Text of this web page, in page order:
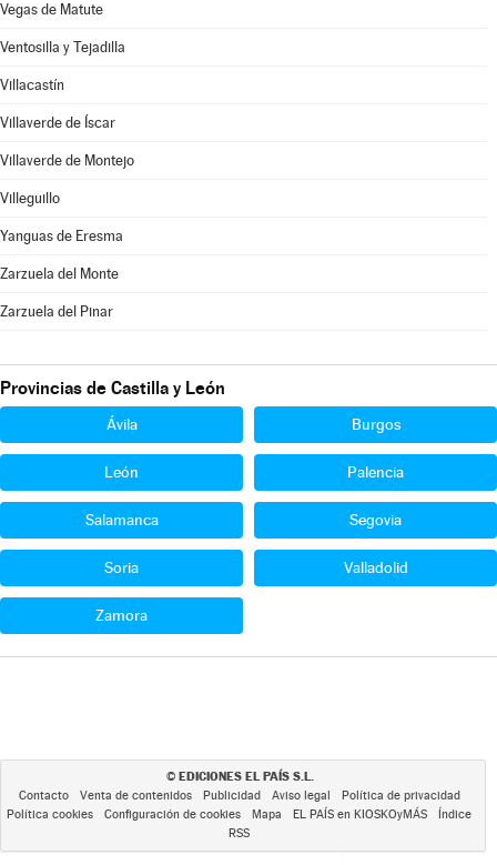
Vegas de Matute
Ventosilla y Tejadilla
Villacastín
Villaverde de Íscar
Villaverde de Montejo
Villeguillo
Yanguas de Eresma
Zarzuela del Monte
Zarzuela del Pinar
Provincias de Castilla y León
Ávila Burgos
León Palencia
Salamanca Segovia
Soria Valladolid
Zamora
© EDICIONES EL PAÍS S.L.
Contacto Venta de contenidos Publicidad Aviso legal
Política de privacidad
Política cookies
Configuración de cookies Mapa EL PAÍS en KIOSKOyMÁS
Índice
RSS